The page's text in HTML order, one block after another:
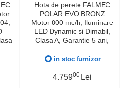
Hota de perete FALMEC
POLAR EVO BRONZ
Motor 800 mc/h, Iluminare
LED Dynamic si Dimabil,
Clasa A, Garantie 5 ani,
in stoc furnizor
4.75900 Lei